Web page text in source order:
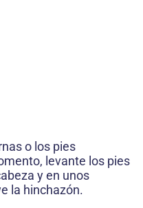
o los pies
levante los pies
y en unos
la hinchazón.